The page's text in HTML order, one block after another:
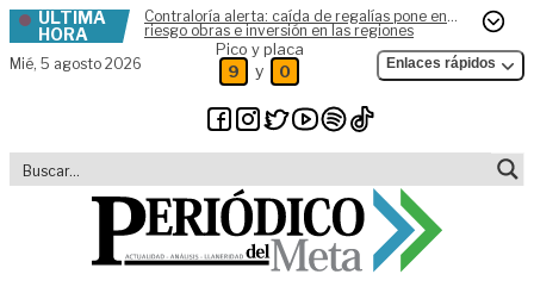
Skip to content
ÚLTIMA
HORA
Contraloría alerta: caída de regalías pone en
riesgo obras e inversión en las regiones
Mié, 5 agosto 2026
Pico y placa
9 y 0 Enlaces rápidos